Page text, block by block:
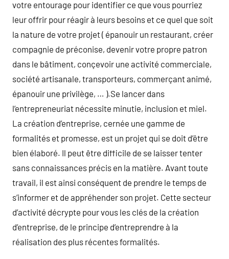
votre entourage pour identifier ce que vous pourriez
leur offrir pour réagir à leurs besoins et ce quel que soit
la nature de votre projet ( épanouir un restaurant, créer
compagnie de préconise, devenir votre propre patron
dans le bâtiment, conçevoir une activité commerciale,
société artisanale, transporteurs, commerçant animé,
épanouir une privilège, … ).Se lancer dans
l’entrepreneuriat nécessite minutie, inclusion et miel.
La création d’entreprise, cernée une gamme de
formalités et promesse, est un projet qui se doit d’être
bien élaboré. Il peut être difficile de se laisser tenter
sans connaissances précis en la matière. Avant toute
travail, il est ainsi conséquent de prendre le temps de
s’informer et de appréhender son projet. Cette secteur
d’activité décrypte pour vous les clés de la création
d’entreprise, de le principe d’entreprendre à la
réalisation des plus récentes formalités.